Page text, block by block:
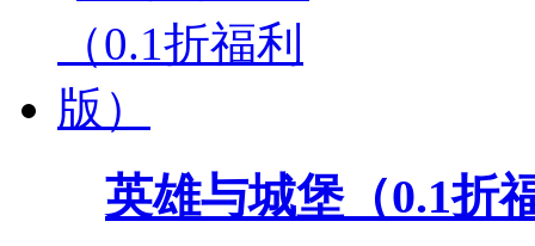
英雄与城堡（0.1折